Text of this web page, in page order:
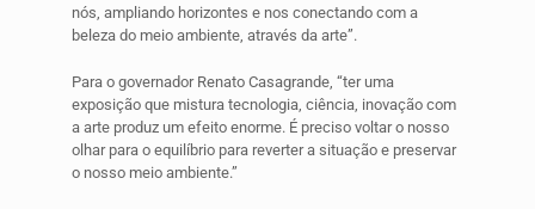
nós, ampliando horizontes e nos conectando com a
beleza do meio ambiente, através da arte”.
Para o governador Renato Casagrande, “ter uma
exposição que mistura tecnologia, ciência, inovação com
a arte produz um efeito enorme. É preciso voltar o nosso
olhar para o equilíbrio para reverter a situação e preservar
o nosso meio ambiente.”